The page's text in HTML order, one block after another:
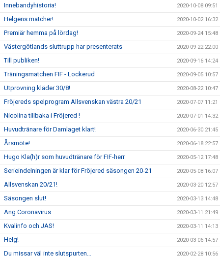
Innebandyhistoria! 2020-10-08 09:51
Helgens matcher! 2020-10-02 16:32
Premiär hemma på lördag! 2020-09-24 15:48
Västergötlands sluttrupp har presenterats 2020-09-22 22:00
Till publiken! 2020-09-16 14:24
Träningsmatchen FIF - Lockerud 2020-09-05 10:57
Utprovning kläder 30/8! 2020-08-22 10:47
Fröjereds spelprogram Allsvenskan västra 20/21 2020-07-07 11:21
Nicolina tillbaka i Fröjered ! 2020-07-01 14:32
Huvudtränare för Damlaget klart! 2020-06-30 21:45
Årsmöte! 2020-06-18 22:57
Hugo Kla(h)r som huvudtränare för FIF-herr 2020-05-12 17:48
Serieindelningen är klar för Fröjered säsongen 20-21 2020-05-08 16:07
Allsvenskan 20/21! 2020-03-20 12:57
Säsongen slut! 2020-03-13 14:48
Ang Coronavirus 2020-03-11 21:49
Kvalinfo och JAS! 2020-03-11 14:13
Helg! 2020-03-06 14:57
Du missar väl inte slutspurten… 2020-02-28 10:56